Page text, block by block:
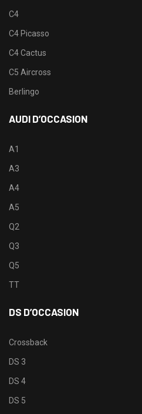
C4
C4 Picasso
C4 Cactus
C5 Aircross
Berlingo
AUDI D’OCCASION
A1
A3
A4
A5
Q2
Q3
Q5
TT
DS D’OCCASION
Crossback
DS 3
DS 4
DS 5